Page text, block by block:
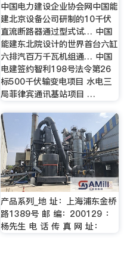
中国电力建设企业协会网中国能
建北京设备公司研制的10千伏
直流断路器通过型式试… 中国
能建东北院设计的世界首台六缸
六排汽百万千瓦机组通… 中国
电建签约智利198号法令第26
标500千伏输变电项目 水电三
局菲律宾通讯基站项目 …
产品系列_地 址：上海浦东金桥
路1389号 邮 编：200129 ：
杨先生 电 话 传 真 网 址：